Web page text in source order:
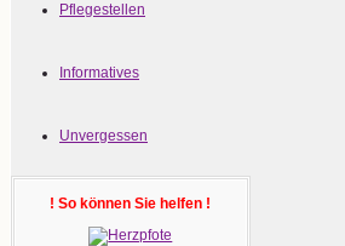
Pflegestellen
Informatives
Unvergessen
! So können Sie helfen !